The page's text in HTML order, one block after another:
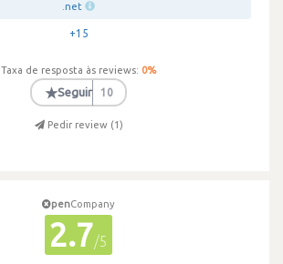
.net
+15
Taxa de resposta às reviews: 0%
★Seguir 10
Pedir review (1)
penCompany
2.7/5